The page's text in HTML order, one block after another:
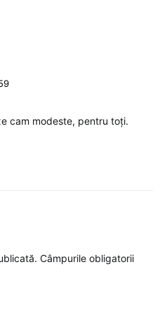
cam modeste, pentru toți.
Câmpurile obligatorii